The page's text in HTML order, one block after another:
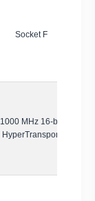
Socket F
1000 MHz 16-bit
HyperTransport